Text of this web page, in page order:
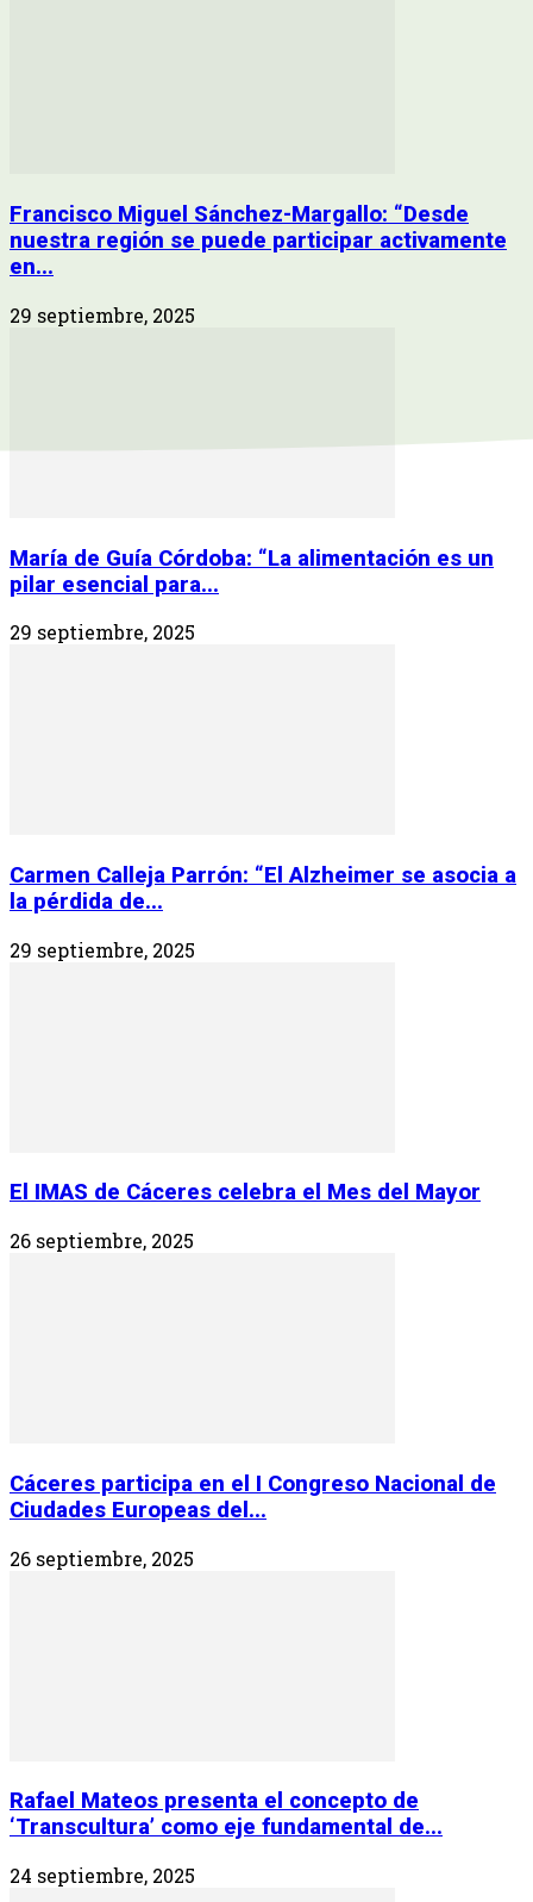
Francisco Miguel Sánchez-Margallo: “Desde
nuestra región se puede participar activamente
en...
29 septiembre, 2025
María de Guía Córdoba: “La alimentación es un
pilar esencial para...
29 septiembre, 2025
Carmen Calleja Parrón: “El Alzheimer se asocia a
la pérdida de...
29 septiembre, 2025
El IMAS de Cáceres celebra el Mes del Mayor
26 septiembre, 2025
Cáceres participa en el I Congreso Nacional de
Ciudades Europeas del...
26 septiembre, 2025
Rafael Mateos presenta el concepto de
‘Transcultura’ como eje fundamental de...
24 septiembre, 2025